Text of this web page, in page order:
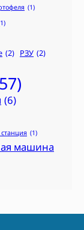
(1)
(2) РЗУ (2)
(6)
(1)
машина